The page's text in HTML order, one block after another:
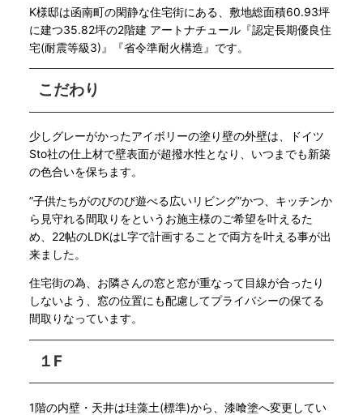
K様邸は函南町の閑静な住宅街にある、敷地総面積60.93坪
に建つ35.82坪の2階建 アートナチュール『認定長期優良住
宅(耐震等級3)』『省令準耐火構造』です。
こだわり
少しグレーがかったアイボリーの塗り壁の外壁は、ドイツ
Sto社の仕上材で壁表面が超撥水性となり、いつまでも新築
の色合いを保ちます。
”子供たちがのびのび遊べる広いリビング”かつ、キッチンか
ら見守れる間取りをというお施主様のご希望を叶えるた
め、22帖のLDKはL字で計画することで両方を叶える事が出
来ました。
住宅街の為、お隣さんの窓と窓が重なって目線が合ったり
しないよう、窓の位置にも配慮してプライバシーの保てる
間取りなっています。
１F
1階の内壁・天井は珪藻土(標準)から、漆喰塗へ変更してい